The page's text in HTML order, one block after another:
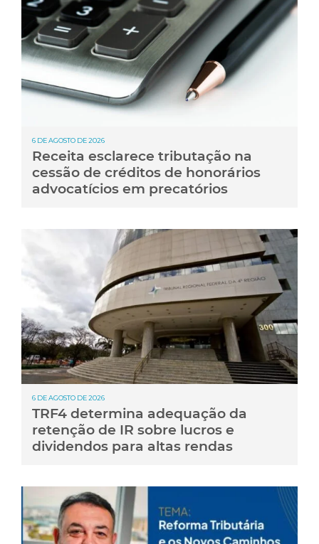
6 DE AGOSTO DE 2026
Receita esclarece tributação na
cessão de créditos de honorários
advocatícios em precatórios
6 DE AGOSTO DE 2026
TRF4 determina adequação da
retenção de IR sobre lucros e
dividendos para altas rendas